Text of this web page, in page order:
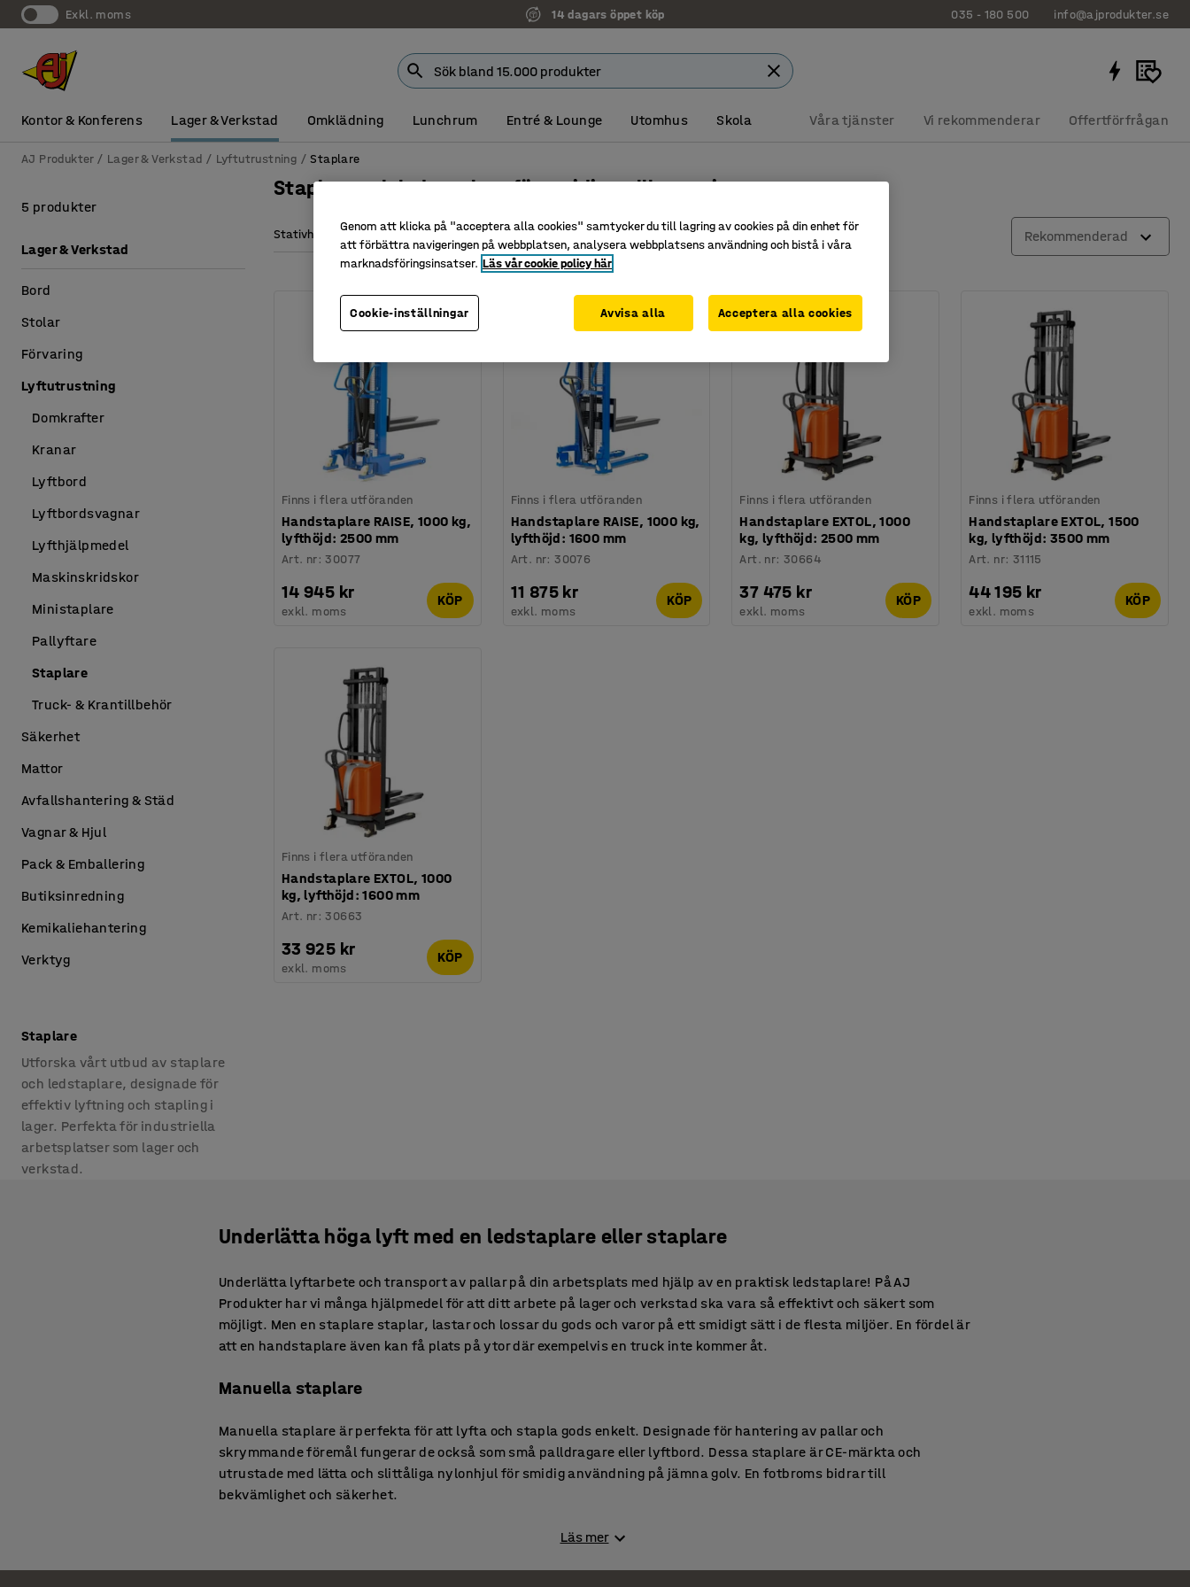
exkl. moms 14 dagars öppet köp 035 - 180 500 info@ajprodukter.se
Kontor & Konferens Lager & Verkstad Omklädning Lunchrum Entré & Lounge Utomhus Skola Våra tjänster Vi rekommenderar Offertförfrågan
AJ Produkter Lager & Verkstad Lyftutrustning Staplare
Staplare och ledstaplare för smidig pallhantering
Stativhöjd min/max Lyfthöjd Gaffellängd Gaffelbredd Gaffelhjul Rekommenderad
Finns i flera utföranden
Handstaplare RAISE, 1000 kg,
lyfthöjd: 2500 mm
Art. nr:30077
14 945 kr
exkl. moms
KÖP
Finns i flera utföranden
Handstaplare RAISE, 1000 kg,
lyfthöjd: 1600 mm
Art. nr:30076
11 875 kr
exkl. moms
KÖP
Finns i flera utföranden
Handstaplare EXTOL, 1000
kg, lyfthöjd: 2500 mm
Art. nr:30664
37 475 kr
exkl. moms
KÖP
Finns i flera utföranden
Handstaplare EXTOL, 1500
kg, lyfthöjd: 3500 mm
Art. nr: 31115
44 195 kr
exkl. moms
KÖP
Finns i flera utföranden
Handstaplare EXTOL, 1000
kg, lyfthöjd: 1600 mm
Art. nr:30663
33 925 kr
exkl. moms
KÖP
5 produkter
Lager & Verkstad
Bord
Stolar
Förvaring
Lyftutrustning
Domkrafter
Kranar
Lyftbord
Lyftbordsvagnar
Lyfthjälpmedel
Maskinskridskor
Ministaplare
Pallyftare
Staplare
Truck- & Krantillbehör
Säkerhet
Mattor
Avfallshantering & Städ
Vagnar & Hjul
Pack & Emballering
Butiksinredning
Kemikaliehantering
Verktyg
Staplare
Utforska vårt utbud av staplare
och ledstaplare, designade för
effektiv lyftning och stapling i
lager. Perfekta för industriella
arbetsplatser som lager och
verkstad.
Underlätta höga lyft med en ledstaplare eller staplare
Underlätta lyftarbete och transport av pallar på din arbetsplats med hjälp av en praktisk ledstaplare! På AJ
Produkter har vi många hjälpmedel för att ditt arbete på lager och verkstad ska vara så effektivt och säkert som
möjligt. Men en staplare staplar, lastar och lossar du gods och varor på ett smidigt sätt i de flesta miljöer. En fördel är
att en handstaplare även kan få plats på ytor där exempelvis en truck inte kommer åt.
Manuella staplare
Manuella staplare är perfekta för att lyfta och stapla gods enkelt. Designade för hantering av pallar och
skrymmande föremål fungerar de också som små palldragare eller lyftbord. Dessa staplare är CE-märkta och
utrustade med lätta och slittåliga nylonhjul för smidig användning på jämna golv. En fotbroms bidrar till
bekvämlighet och säkerhet.
Läs mer
Genom att klicka på "acceptera alla cookies" samtycker du till lagring av cookies på din enhet för
att förbättra navigeringen på webbplatsen, analysera webbplatsens användning och bistå i våra
marknadsföringsinsatser. Läs vår cookie policy här
Cookie-inställningar Avvisa alla Acceptera alla cookies